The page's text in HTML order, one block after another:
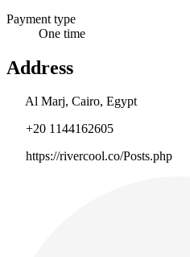
Payment type
One time
Address
Al Marj, Cairo, Egypt
+20 1144162605
https://rivercool.co/Posts.php